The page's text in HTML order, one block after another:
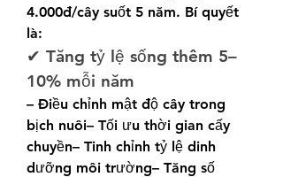
4.000đ/cây suốt 5 năm. Bí quyết
là:
✔ Tăng tỷ lệ sống thêm 5–
10% mỗi năm
– Điều chỉnh mật độ cây trong
bịch nuôi– Tối ưu thời gian cấy
chuyền– Tinh chỉnh tỷ lệ dinh
dưỡng môi trường– Tăng số